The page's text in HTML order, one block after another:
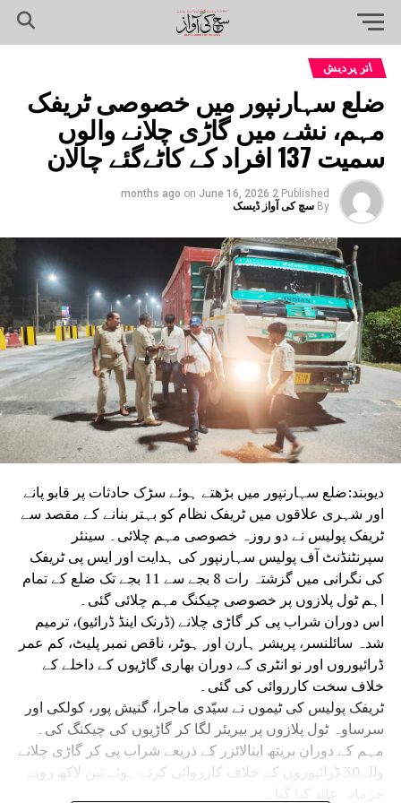
اتر پردیش
ضلع سہارنپور میں خصوصی ٹریفک
مہم، نشے میں گاڑی چلانے والوں
سمیت 137 افراد کے کاٹےگئے چالان
Published
2 months ago
on June 16, 2026
By سچ کی آواز ڈیسک
دیوبند:ضلع سہارنپور میں بڑھتے ہوئے سڑک حادثات پر قابو پانے
اور شہری علاقوں میں ٹریفک نظام کو بہتر بنانے کے مقصد سے
ٹریفک پولیس نے دو روزہ خصوصی مہم چلائی۔ سینئر
سپرنٹنڈنٹ آف پولیس سہارنپور کی ہدایت اور ایس پی ٹریفک
کی نگرانی میں گزشتہ رات 8 بجے سے 11 بجے تک ضلع کے تمام
اہم ٹول پلازوں پر خصوصی چیکنگ مہم چلائی گئی۔
اس دوران شراب پی کر گاڑی چلانے (ڈرنک اینڈ ڈرائیو)، ترمیم
شدہ سائلنسر، پریشر ہارن اور ہوٹر، ناقص نمبر پلیٹ، کم عمر
ڈرائیوروں اور نو انٹری کے دوران بھاری گاڑیوں کے داخلے کے
خلاف سخت کارروائی کی گئی۔
ٹریفک پولیس کی ٹیموں نے سیّدی ماجرا، گنیش پور، کولکی اور
سرساوہ ٹول پلازوں پر بیریئر لگا کر گاڑیوں کی چیکنگ کی۔
مہم کے دوران بریتھ اینالائزر کے ذریعے شراب پی کر گاڑی چلانے
والے30 ڈرائیوروں کے خلاف کارروائی کرتے ہوئے تین لاکھ روپے